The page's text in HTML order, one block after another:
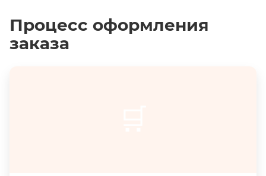
Процесс оформления
заказа